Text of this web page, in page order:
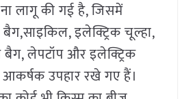
लागू की गई है, जिसमें
बैग,साइकिल, इलेक्ट्रिक चूल्हा,
बैग, लेपटॉप और इलेक्ट्रिक
उपहार रखे गए हैं।